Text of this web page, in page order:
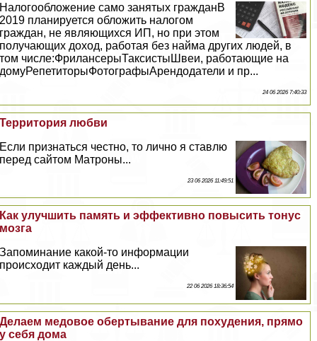
Налогообложение само занятых гражданВ
2019 планируется обложить налогом
граждан, не являющихся ИП, но при этом
получающих доход, работая без найма других людей, в
том числе:ФрилансерыТаксистыШвеи, работающие на
домуРепетиторыФотографыАрендодатели и пр...
24 06 2026 7:40:33
Территория любви
Если признаться честно, то лично я ставлю
перед сайтом Матроны...
23 06 2026 11:49:51
Как улучшить память и эффективно повысить тонус
мозга
Запоминание какой-то информации
происходит каждый день...
22 06 2026 18:36:54
Делаем медовое обертывание для похудения, прямо
у себя дома